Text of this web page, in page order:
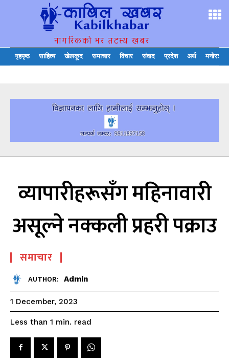
नागरिकको भर तटस्थ खबर
गृहपृष्ठ साहित्य खेलकूद समाचार विचार संवाद प्रदेश अर्थ मनोरञ्जन
व्यापारीहरूसँग महिनावारी
असूल्ने नक्कली प्रहरी पक्राउ
समाचार
AUTHOR: Admin
1 December, 2023
Less than 1 min. read